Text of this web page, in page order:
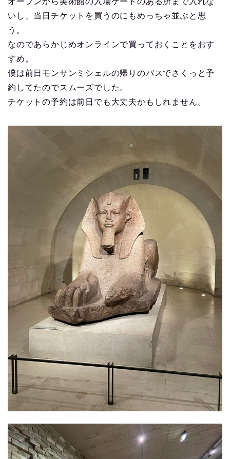
いし、当日チケットを買うのにもめっちゃ並ぶと思
う。
なのであらかじめオンラインで買っておくことをおす
すめ。
僕は前日モンサンミシェルの帰りのバスでさくっと予
約してたのでスムーズでした。
チケットの予約は前日でも大丈夫かもしれません。